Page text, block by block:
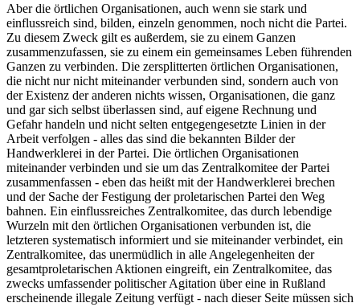
Aber die örtlichen Organisationen, auch wenn sie stark und
einflussreich sind, bilden, einzeln genommen, noch nicht die Partei.
Zu diesem Zweck gilt es außerdem, sie zu einem Ganzen
zusammenzufassen, sie zu einem ein gemeinsames Leben führenden
Ganzen zu verbinden. Die zersplitterten örtlichen Organisationen,
die nicht nur nicht miteinander verbunden sind, sondern auch von
der Existenz der anderen nichts wissen, Organisationen, die ganz
und gar sich selbst überlassen sind, auf eigene Rechnung und
Gefahr handeln und nicht selten entgegengesetzte Linien in der
Arbeit verfolgen - alles das sind die bekannten Bilder der
Handwerklerei in der Partei. Die örtlichen Organisationen
miteinander verbinden und sie um das Zentralkomitee der Partei
zusammenfassen - eben das heißt mit der Handwerklerei brechen
und der Sache der Festigung der proletarischen Partei den Weg
bahnen. Ein einflussreiches Zentralkomitee, das durch lebendige
Wurzeln mit den örtlichen Organisationen verbunden ist, die
letzteren systematisch informiert und sie miteinander verbindet, ein
Zentralkomitee, das unermüdlich in alle Angelegenheiten der
gesamtproletarischen Aktionen eingreift, ein Zentralkomitee, das
zwecks umfassender politischer Agitation über eine in Rußland
erscheinende illegale Zeitung verfügt - nach dieser Seite müssen sich